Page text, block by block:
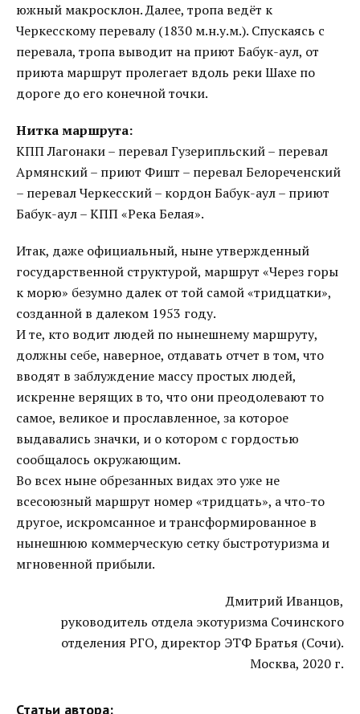
южный макросклон. Далее, тропа ведёт к
Черкесскому перевалу (1830 м.н.у.м.). Спускаясь с
перевала, тропа выводит на приют Бабук-аул, от
приюта маршрут пролегает вдоль реки Шахе по
дороге до его конечной точки.
Нитка маршрута:
КПП Лагонаки – перевал Гузерипльский – перевал
Армянский – приют Фишт – перевал Белореченский
– перевал Черкесский – кордон Бабук-аул – приют
Бабук-аул – КПП «Река Белая».
Итак, даже официальный, ныне утвержденный
государственной структурой, маршрут «Через горы
к морю» безумно далек от той самой «тридцатки»,
созданной в далеком 1953 году.
И те, кто водит людей по нынешнему маршруту,
должны себе, наверное, отдавать отчет в том, что
вводят в заблуждение массу простых людей,
искренне верящих в то, что они преодолевают то
самое, великое и прославленное, за которое
выдавались значки, и о котором с гордостью
сообщалось окружающим.
Во всех ныне обрезанных видах это уже не
всесоюзный маршрут номер «тридцать», а что-то
другое, искромсанное и трансформированное в
нынешнюю коммерческую сетку быстротуризма и
мгновенной прибыли.
Дмитрий Иванцов,
руководитель отдела экотуризма Сочинского
отделения РГО, директор ЭТФ Братья (Сочи).
Москва, 2020 г.
Статьи автора: